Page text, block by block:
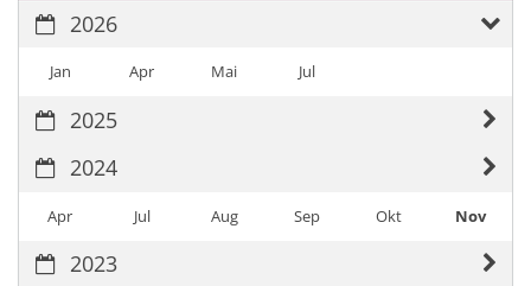
2026
Jan Apr Mai Jul
2025
2024
Apr Jul Aug Sep Okt Nov
2023